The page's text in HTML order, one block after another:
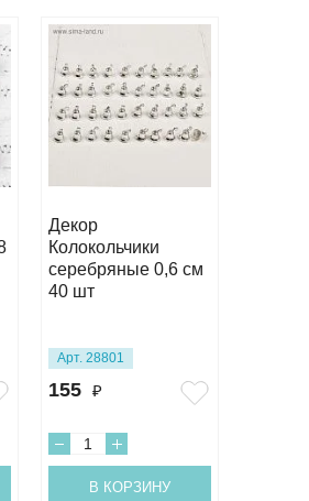
Декор
Колокольчики
серебряные 0,6 см
40 шт
Арт. 28801
155 ₽
В КОРЗИНУ